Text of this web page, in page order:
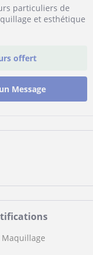
particuliers de
et esthétique
offert
Message